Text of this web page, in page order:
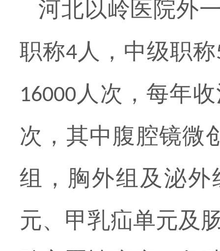
河北以岭医院外
职称4 人，中级职称
16000 人次，每年
次，其中腹腔镜微
组，胸外组及泌外
元、甲乳疝单元及